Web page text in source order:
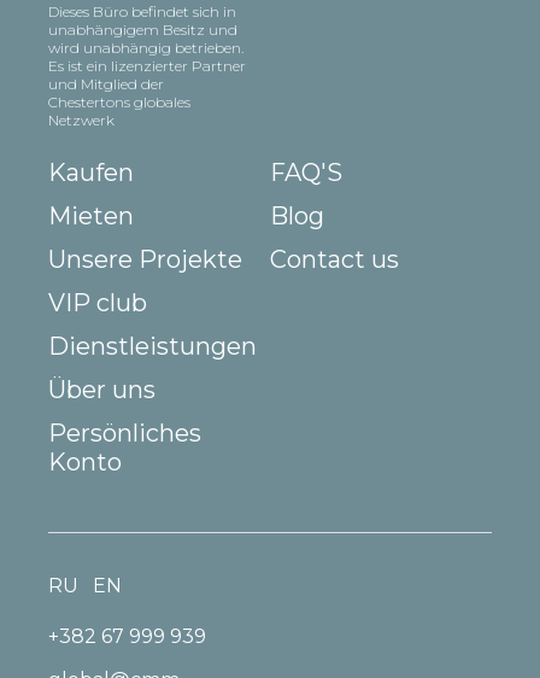
Dieses Büro befindet sich in
unabhängigem Besitz und
wird unabhängig betrieben.
Es ist ein lizenzierter Partner
und Mitglied der
Chestertons globales
Netzwerk
Kaufen
Mieten
Unsere Projekte
VIP club
Dienstleistungen
Über uns
FAQ'S
Blog
Contact us
Persönliches
Konto
+382 67 999 939
RU EN